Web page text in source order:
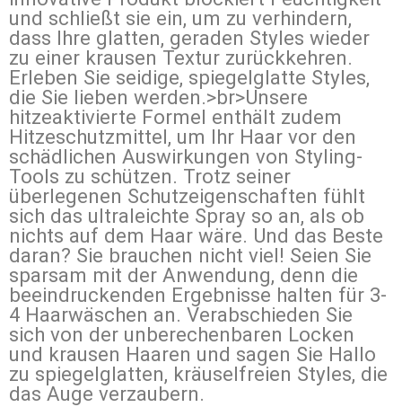
und schließt sie ein, um zu verhindern,
dass Ihre glatten, geraden Styles wieder
zu einer krausen Textur zurückkehren.
Erleben Sie seidige, spiegelglatte Styles,
die Sie lieben werden.>br>Unsere
hitzeaktivierte Formel enthält zudem
Hitzeschutzmittel, um Ihr Haar vor den
schädlichen Auswirkungen von Styling-
Tools zu schützen. Trotz seiner
überlegenen Schutzeigenschaften fühlt
sich das ultraleichte Spray so an, als ob
nichts auf dem Haar wäre. Und das Beste
daran? Sie brauchen nicht viel! Seien Sie
sparsam mit der Anwendung, denn die
beeindruckenden Ergebnisse halten für 3-
4 Haarwäschen an. Verabschieden Sie
sich von der unberechenbaren Locken
und krausen Haaren und sagen Sie Hallo
zu spiegelglatten, kräuselfreien Styles, die
das Auge verzaubern.